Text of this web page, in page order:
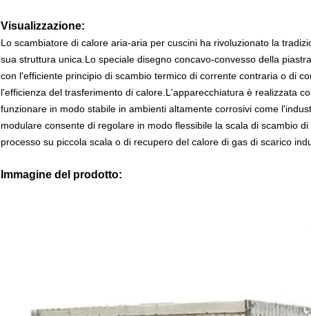
Visualizzazione:
Lo scambiatore di calore aria-aria per cuscini ha rivoluzionato la
sua struttura unica.Lo speciale disegno concavo-convesso della
con l'efficiente principio di scambio termico di corrente contraria o di
l'efficienza del trasferimento di calore.L'apparecchiatura è realizzata
funzionare in modo stabile in ambienti altamente corrosivi come
modulare consente di regolare in modo flessibile la scala di scambio
processo su piccola scala o di recupero del calore di gas di scarico
Immagine del prodotto: